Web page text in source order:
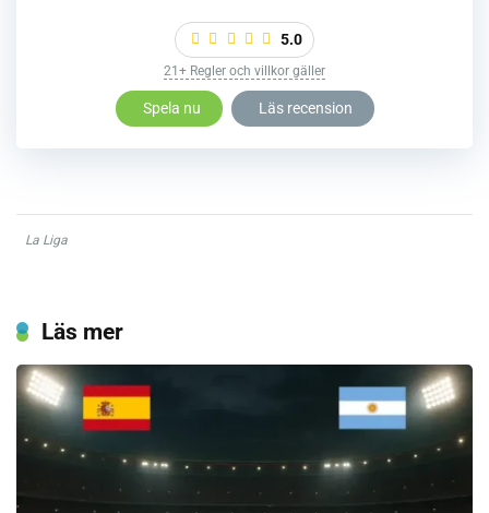
5.0
21+ Regler och villkor gäller
Spela nu Läs recension
La Liga
Läs mer